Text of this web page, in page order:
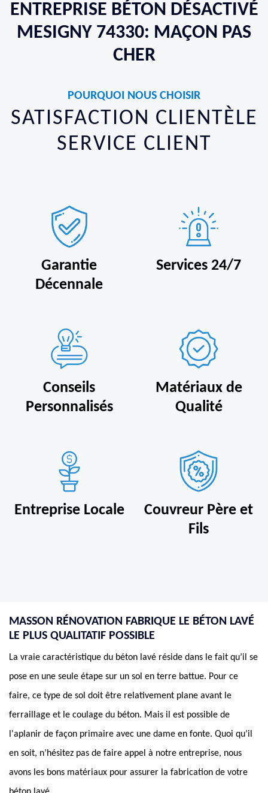
ENTREPRISE BÉTON DÉSACTIVÉ
MESIGNY 74330: MAÇON PAS
CHER
POURQUOI NOUS CHOISIR
SATISFACTION CLIENTÈLE
SERVICE CLIENT
Garantie
Décennale
Services 24/7
Conseils
Personnalisés
Matériaux de
Qualité
Entreprise Locale
Couvreur Père et
Fils
MASSON RÉNOVATION FABRIQUE LE BÉTON LAVÉ
LE PLUS QUALITATIF POSSIBLE
La vraie caractéristique du béton lavé réside dans le fait qu’il se
pose en une seule étape sur un sol en terre battue. Pour ce
faire, ce type de sol doit être relativement plane avant le
ferraillage et le coulage du béton. Mais il est possible de
l'aplanir de façon primaire avec une dame en fonte. Quoi qu’il
en soit, n’hésitez pas de faire appel à notre entreprise, nous
avons les bons matériaux pour assurer la fabrication de votre